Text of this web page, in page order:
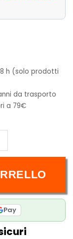
h (solo prodotti
da trasporto
a 79€
quantità
Pay